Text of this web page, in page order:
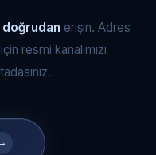
doğrudan erişin. Adres
resmi kanalımızı